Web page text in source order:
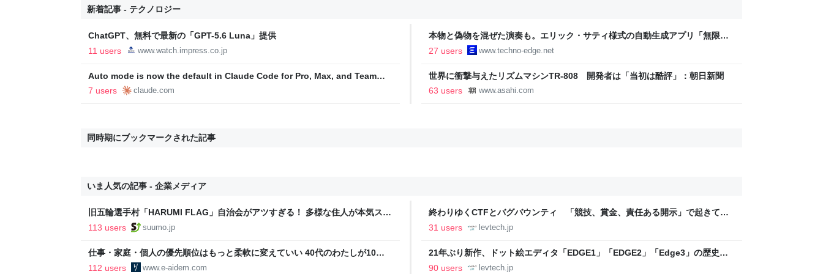
新着記事 - テクノロジー
ChatGPT、無料で最新の「GPT-5.6 Luna」提供
11 users
www.watch.impress.co.jp
本物と偽物を混ぜた演奏も。エリック・サティ様式の自動生成アプリ「無限サ
ティ機関」をClaude Codeで作って公開した（CloseBox） | テクノエッジ
27 users www.techno-edge.net
Auto mode is now the default in Claude Code for Pro, Max, and Team
plans | Claude by Anthropic
7 users claude.com
世界に衝撃与えたリズムマシンTR-808 開発者は「当初は酷評」：朝日新聞
63 users
www.asahi.com
同時期にブックマークされた記事
いま人気の記事 - 企業メディア
旧五輪選手村「HARUMI FLAG」自治会がアツすぎる！ 多様な住人が本気スキ
ルで挑む、盆踊り2万人集客や交通改善など“街の価値向上”戦略 東京・中央
113 users suumo.jp
終わりゆくCTFとバグバウンティ 「競技、賞金、責任ある開示」で起きてい
ること【フォーカス】 - レバテックLAB
31 users levtech.jp
仕事・家庭・個人の優先順位はもっと柔軟に変えていい 40代のわたしが10年
後の自分に伝えたいこと - りっすん by イーアイデム
112 users www.e-aidem.com
21年ぶり新作、ドット絵エディタ「EDGE1」「EDGE2」「Edge3」の歴史に
ついて作者に聞く【フォーカス】 - レバテックLAB
90 users levtech.jp